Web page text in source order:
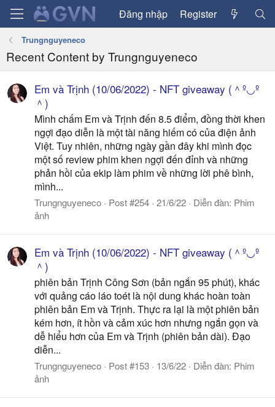
Đăng nhập Register
Trungnguyeneco
Recent Content by Trungnguyeneco
Em và Trịnh (10/06/2022) - NFT giveaway (＾º◡º
＾)
Mình chấm Em và Trịnh đến 8.5 điểm, đồng thời khen
ngợi đạo diễn là một tài năng hiếm có của điện ảnh
Việt. Tuy nhiên, những ngày gần đây khi mình đọc
một số review phim khen ngợi đến đỉnh và những
phản hồi của ekip làm phim về những lời phê bình,
mình...
Trungnguyeneco Post #254 21/6/22 Diễn đàn: Phim
ảnh
Em và Trịnh (10/06/2022) - NFT giveaway (＾º◡º
＾)
phiên bản Trịnh Công Sơn (bản ngắn 95 phút), khác
với quảng cáo láo toét là nội dung khác hoàn toàn
phiên bản Em và Trịnh. Thực ra lại là một phiên bản
kém hơn, ít hồn và cảm xúc hơn nhưng ngắn gọn và
dễ hiểu hơn của Em và Trịnh (phiên bản dài). Đạo
diễn...
Trungnguyeneco Post #153 13/6/22 Diễn đàn: Phim
ảnh